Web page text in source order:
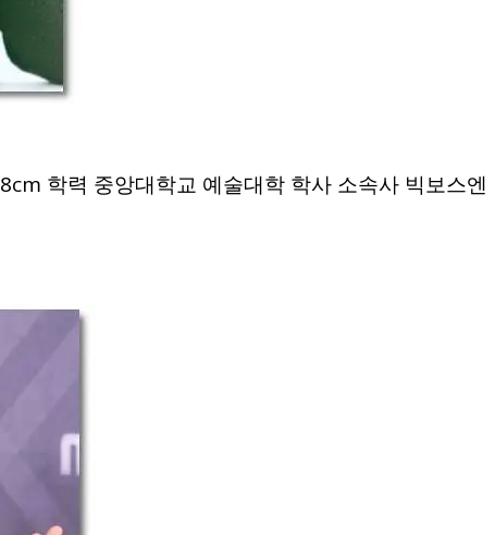
학력 중앙대학교 예술대학 학사 소속사 빅보스엔